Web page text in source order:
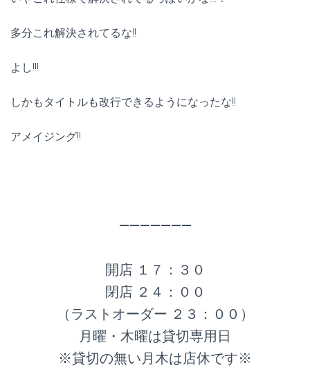
多分これ解決されてるな!!
よし!!!
しかもタイトルも改行できるようになったな!!
アメイジング!!
———————
開店 １７：３０
閉店 ２４：００
（ラストオーダー ２３：００）
月曜・木曜は貸切専用日
※貸切の無い月木は店休です※